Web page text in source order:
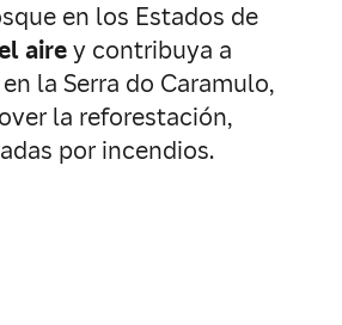
en los Estados de
airey contribuya a
la Serra do Caramulo,
la reforestación,
por incendios.